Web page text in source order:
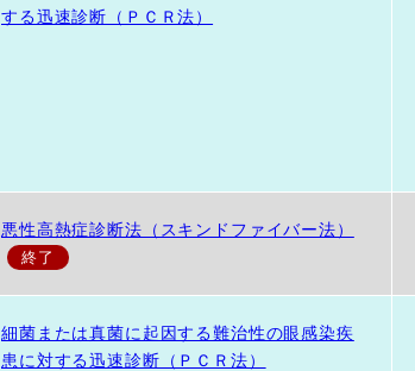
する迅速診断（ＰＣＲ法）
悪性高熱症診断法（スキンドファイバー法）
細菌または真菌に起因する難治性の眼感染疾
患に対する迅速診断（ＰＣＲ法）